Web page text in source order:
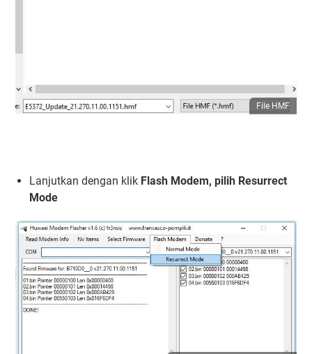
File HMF
Lanjutkan dengan klik Flash Modem, pilih Resurrect
Mode